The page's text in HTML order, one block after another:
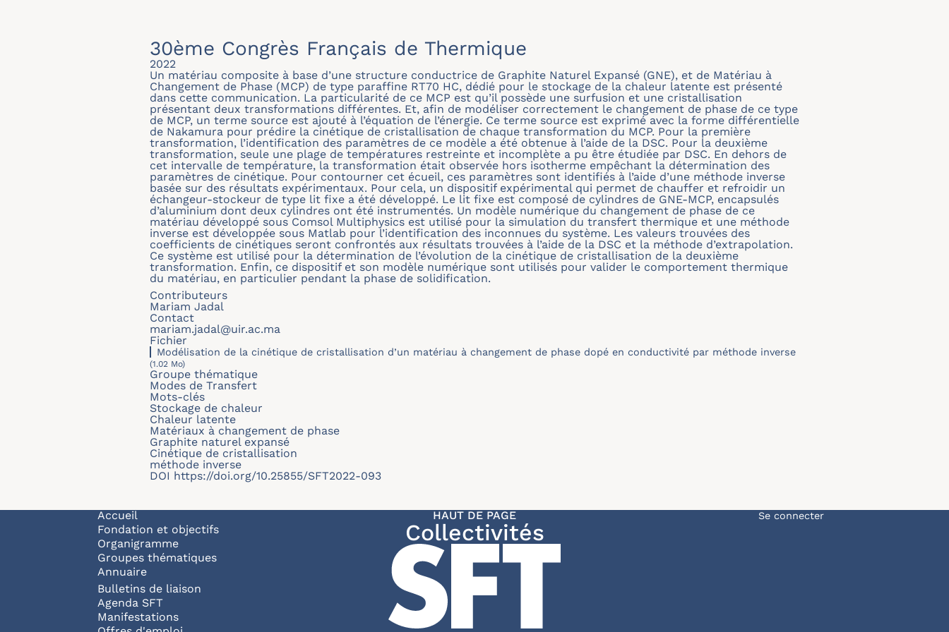
30ème Congrès Français de Thermique
2022
Un matériau composite à base d’une structure conductrice de Graphite Naturel Expansé (GNE), et de Matériau à
Changement de Phase (MCP) de type paraffine RT70 HC, dédié pour le stockage de la chaleur latente est présenté
dans cette communication. La particularité de ce MCP est qu’il possède une surfusion et une cristallisation
présentant deux transformations différentes. Et, afin de modéliser correctement le changement de phase de ce type
de MCP, un terme source est ajouté à l’équation de l’énergie. Ce terme source est exprimé avec la forme différentielle
de Nakamura pour prédire la cinétique de cristallisation de chaque transformation du MCP. Pour la première
transformation, l’identification des paramètres de ce modèle a été obtenue à l’aide de la DSC. Pour la deuxième
transformation, seule une plage de températures restreinte et incomplète a pu être étudiée par DSC. En dehors de
cet intervalle de température, la transformation était observée hors isotherme empêchant la détermination des
paramètres de cinétique. Pour contourner cet écueil, ces paramètres sont identifiés à l’aide d’une méthode inverse
basée sur des résultats expérimentaux. Pour cela, un dispositif expérimental qui permet de chauffer et refroidir un
échangeur-stockeur de type lit fixe a été développé. Le lit fixe est composé de cylindres de GNE-MCP, encapsulés
d’aluminium dont deux cylindres ont été instrumentés. Un modèle numérique du changement de phase de ce
matériau développé sous Comsol Multiphysics est utilisé pour la simulation du transfert thermique et une méthode
inverse est développée sous Matlab pour l’identification des inconnues du système. Les valeurs trouvées des
coefficients de cinétiques seront confrontés aux résultats trouvées à l’aide de la DSC et la méthode d’extrapolation.
Ce système est utilisé pour la détermination de l’évolution de la cinétique de cristallisation de la deuxième
transformation. Enfin, ce dispositif et son modèle numérique sont utilisés pour valider le comportement thermique
du matériau, en particulier pendant la phase de solidification.
Contributeurs
Mariam Jadal
Contact
mariam.jadal@uir.ac.ma
Fichier
Modélisation de la cinétique de cristallisation d’un matériau à changement de phase dopé en conductivité par méthode inverse
(1.02 Mo)
Groupe thématique
Modes de Transfert
Mots-clés
Stockage de chaleur
Chaleur latente
Matériaux à changement de phase
Graphite naturel expansé
Cinétique de cristallisation
méthode inverse
DOI https://doi.org/10.25855/SFT2022-093
Navigation principale
Accueil
Fondation et objectifs
Organigramme
Groupes thématiques
Annuaire
Bulletins de liaison
Agenda SFT
Manifestations
HAUT DE PAGE
Collectivités Menu du compte de
Se connecter